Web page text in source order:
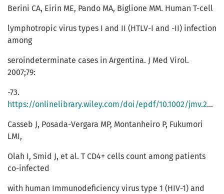
Berini CA, Eirin ME, Pando MA, Biglione MM. Human T-cell
lymphotropic virus types I and II (HTLV-I and -II) infection
among
seroindeterminate cases in Argentina. J Med Virol.
2007;79:
-73.
https://onlinelibrary.wiley.com/doi/epdf/10.1002/jmv.20731
Casseb J, Posada-Vergara MP, Montanheiro P, Fukumori
LMI,
Olah I, Smid J, et al. T CD4+ cells count among patients
co-infected
with human Immunodeficiency virus type 1 (HIV-1) and